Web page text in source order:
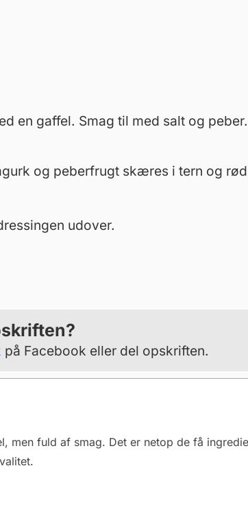
en gaffel. Smag til med salt og peber.
og peberfrugt skæres i tern og
udover.
på Facebook eller del opskriften.
men fuld af smag. Det er netop de få